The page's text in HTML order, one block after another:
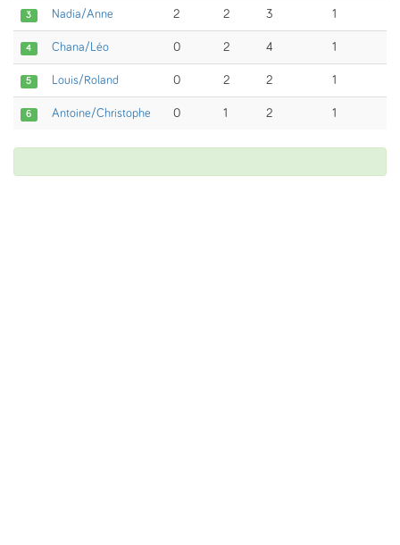
3 Nadia/Anne 2 2 3 1
4 Chana/Léo 0 2 4 1
5 Louis/Roland 0 2 2 1
6 Antoine/Christophe 0 1 2 1